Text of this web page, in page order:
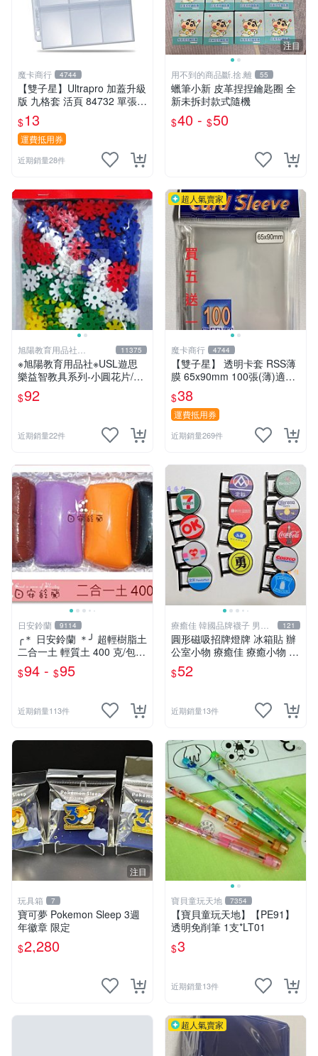
魔卡商行 4744
【雙子星】Ultrapro 加蓋升級
版 九格套 活頁 84732 單張寄
出 內頁 9格
$13
運費抵用券
近期銷量28件
注目
用不到的商品斷.捨.離 55
蠟筆小新 皮革捏捏鑰匙圈 全
新未拆封款式隨機
$40 - $50
旭陽教育用品社
20239298
11375
※旭陽教育用品社※USL遊思
樂益智教具系列-小圓花片/小
雪花片拼插積木(2.5cm,300
片裝)台灣製ST安全玩具
$92
近期銷量22件
超人氣賣家
魔卡商行 4744
【雙子星】 透明卡套 RSS薄
膜 65x90mm 100張(薄)適用
桌遊 波波夫 POPOV 紙牌 Bo
ardgame
$38
運費抵用券
近期銷量269件
日安鈴蘭 9114
╭＊ 日安鈴蘭 ＊╯ 超輕樹脂土
二合一土 輕質土 400 克/包
兒童輕黏土 (新增 350克特調
色 可選)
$94 - $95
近期銷量113件
療癒佳 韓國品牌襪子 男女
襪
121
圓形磁吸招牌燈牌 冰箱貼 辦
公室小物 療癒佳 療癒小物 71
1全家OK萊爾富全聯50嵐好
市多海尼根可口可樂羅森科羅
$52
近期銷量13件
注目
玩具箱 7
寶可夢 Pokemon Sleep 3週
年徽章 限定
$2,280
寶貝童玩天地 7354
【寶貝童玩天地】【PE91】
透明免削筆 1支*LT01
$3
近期銷量13件
超人氣賣家